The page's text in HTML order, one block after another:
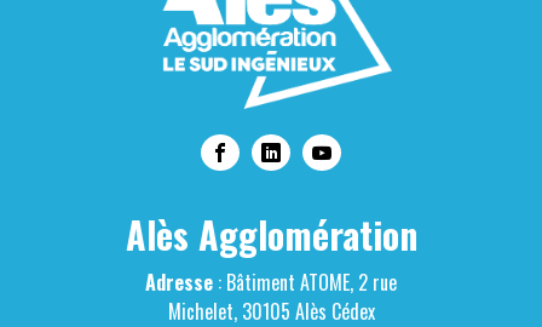
Alès Agglomération
Adresse : Bâtiment ATOME, 2 rue
Michelet, 30105 Alès Cédex